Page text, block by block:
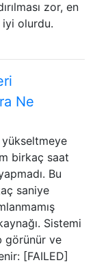
zor, en
iyi olurdu.
Ne
birkaç saat
Bu
saniye
Sistemi
görünür ve
[FAILED]